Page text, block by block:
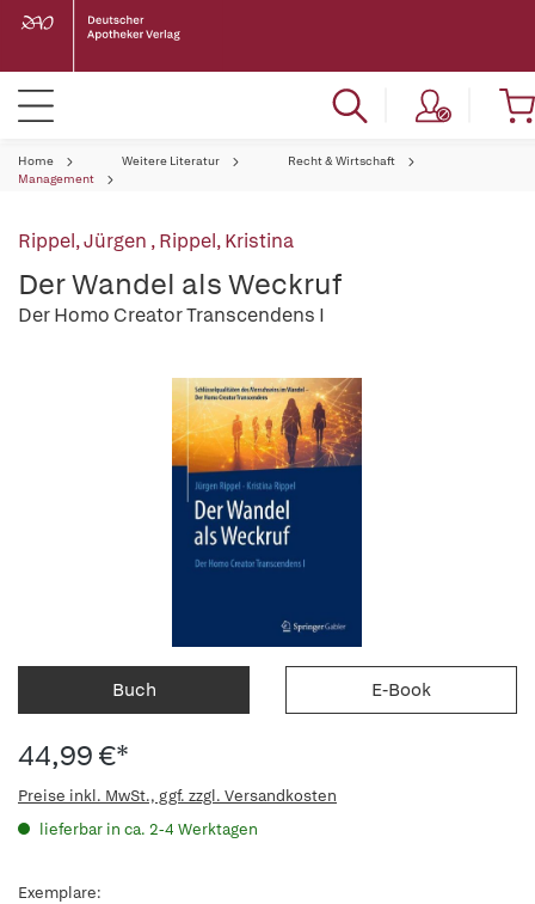
Home Weitere Literatur
Recht & Wirtschaft
Management
Rippel, Jürgen ,Rippel, Kristina
Der Wandel als Weckruf
Der Homo Creator Transcendens I
Buch E-Book
44,99 €*
Preise inkl. MwSt., ggf. zzgl. Versandkosten
lieferbar in ca. 2-4 Werktagen
Exemplare: